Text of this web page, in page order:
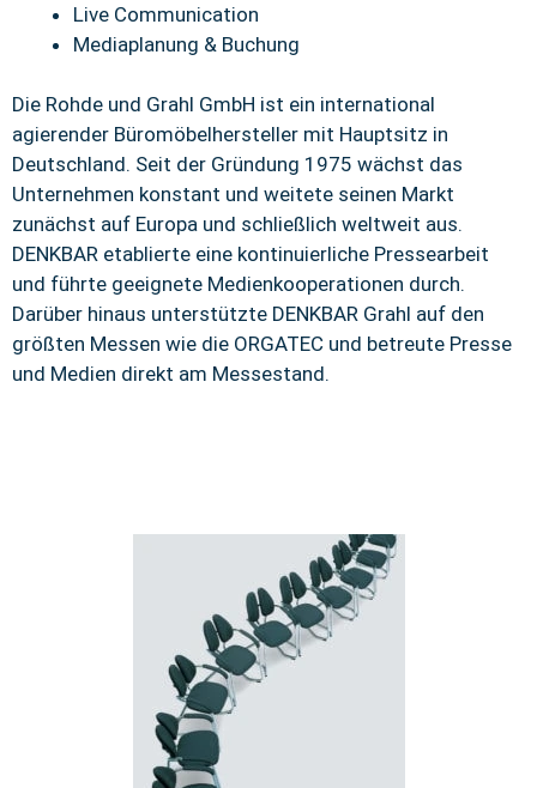
Live Communication
Mediaplanung & Buchung
Die Rohde und Grahl GmbH ist ein international
agierender Büromöbelhersteller mit Hauptsitz in
Deutschland. Seit der Gründung 1975 wächst das
Unternehmen konstant und weitete seinen Markt
zunächst auf Europa und schließlich weltweit aus.
DENKBAR etablierte eine kontinuierliche Pressearbeit
und führte geeignete Medienkooperationen durch.
Darüber hinaus unterstützte DENKBAR Grahl auf den
größten Messen wie die ORGATEC und betreute Presse
und Medien direkt am Messestand.